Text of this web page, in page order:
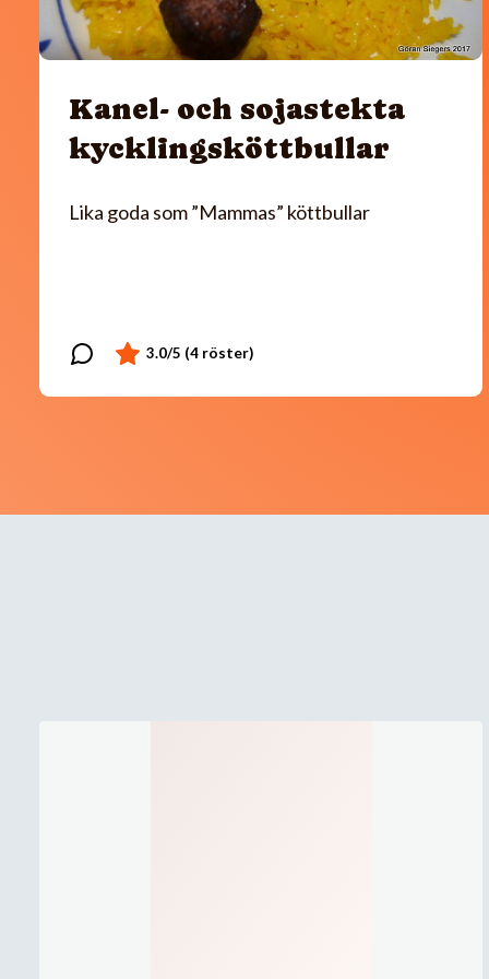
Kanel- och sojastekta
kycklingsköttbullar
Lika goda som ”Mammas” köttbullar